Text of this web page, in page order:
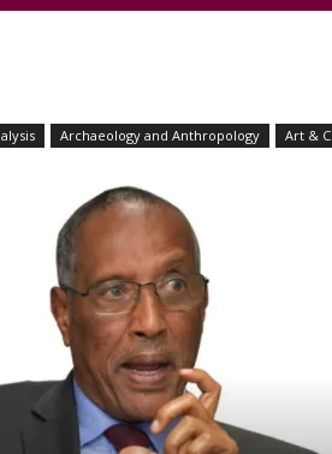
Archaeology and Anthropology Art &